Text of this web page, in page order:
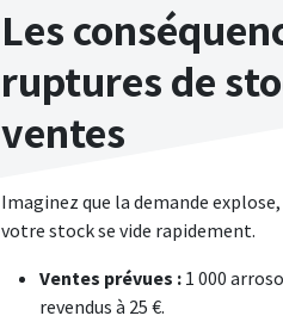
Les
ruptures de
ventes​
Imaginez que la demande
votre stock se vide rapidement.
Ventes prévues : 1 000
revendus à 25 €.